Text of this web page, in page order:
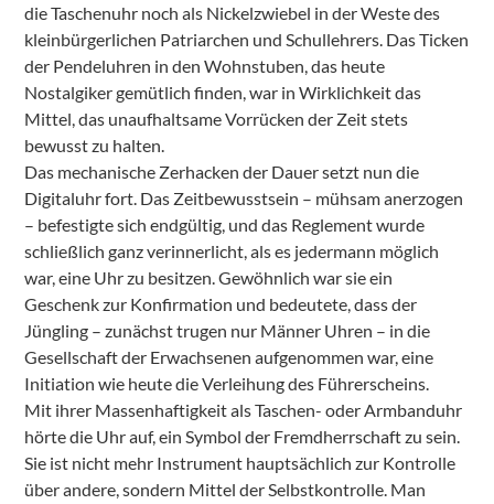
die Taschenuhr noch als Nickelzwiebel in der Weste des
kleinbürgerlichen Patriarchen und Schullehrers. Das Ticken
der Pendeluhren in den Wohnstuben, das heute
Nostalgiker gemütlich finden, war in Wirklichkeit das
Mittel, das unaufhaltsame Vorrücken der Zeit stets
bewusst zu halten.
Das mechanische Zerhacken der Dauer setzt nun die
Digitaluhr fort. Das Zeitbewusstsein – mühsam anerzogen
– befestigte sich endgültig, und das Reglement wurde
schließlich ganz verinnerlicht, als es jedermann möglich
war, eine Uhr zu besitzen. Gewöhnlich war sie ein
Geschenk zur Konfirmation und bedeutete, dass der
Jüngling – zunächst trugen nur Männer Uhren – in die
Gesellschaft der Erwachsenen aufgenommen war, eine
Initiation wie heute die Verleihung des Führerscheins.
Mit ihrer Massenhaftigkeit als Taschen- oder Armbanduhr
hörte die Uhr auf, ein Symbol der Fremdherrschaft zu sein.
Sie ist nicht mehr Instrument hauptsächlich zur Kontrolle
über andere, sondern Mittel der Selbstkontrolle. Man